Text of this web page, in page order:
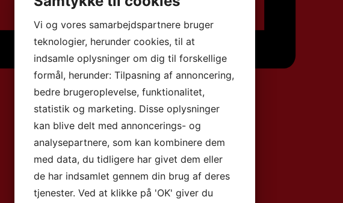
Vi og vores samarbejdspartnere bruger
teknologier, herunder cookies, til at
indsamle oplysninger om dig til forskellige
formål, herunder: Tilpasning af annoncering,
bedre brugeroplevelse, funktionalitet,
statistik og marketing. Disse oplysninger
kan blive delt med annoncerings- og
analysepartnere, som kan kombinere dem
med data, du tidligere har givet dem eller
de har indsamlet gennem din brug af deres
tjenester. Ved at klikke på 'OK' giver du